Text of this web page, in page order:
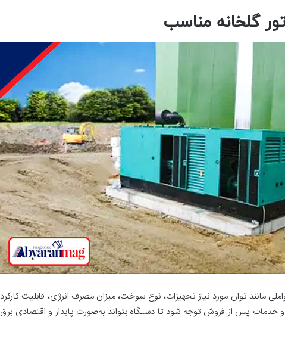
گلخانه مناسب
مانند توان مورد نیاز تجهیزات، نوع سوخت، میزان مصرف انرژی، قابلیت کارکرد
خدمات پس از فروش توجه شود تا دستگاه بتواند به‌صورت پایدار و اقتصادی برق